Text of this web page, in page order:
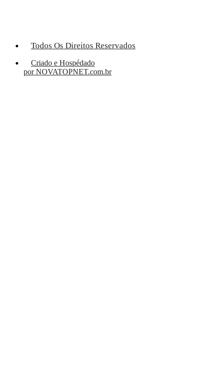
Todos Os Direitos Reservados
Criado e Hospédado
por NOVATOPNET.com.br